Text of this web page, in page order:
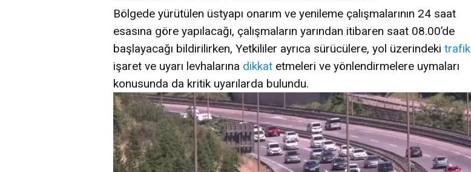
Bölgede yürütülen üstyapı onarım ve yenileme çalışmalarının 24 saat
esasına göre yapılacağı, çalışmaların yarından itibaren saat 08.00’de
başlayacağı bildirilirken, Yetkililer ayrıca sürücülere, yol üzerindeki trafik
işaret ve uyarı levhalarına dikkat etmeleri ve yönlendirmelere uymaları
konusunda da kritik uyarılarda bulundu.